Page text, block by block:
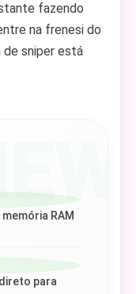
fazendo
na frenesi do
sniper está
RAM
para